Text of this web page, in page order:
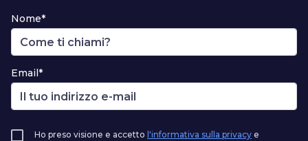
Nome*
Email*
Ho preso visione e accetto l'informativa sulla privacy e